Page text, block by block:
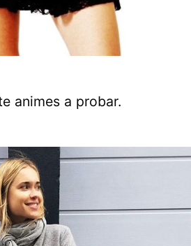
animes a probar.